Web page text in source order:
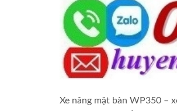
Xe nâng mặt bàn WP350 –